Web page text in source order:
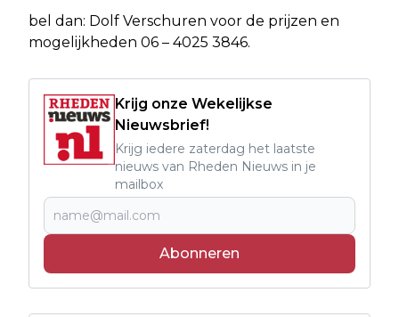
bel dan: Dolf Verschuren voor de prijzen en
mogelijkheden 06 – 4025 3846.
Krijg onze Wekelijkse
Nieuwsbrief!
Krijg iedere zaterdag het laatste
nieuws van Rheden Nieuws in je
mailbox
Abonneren